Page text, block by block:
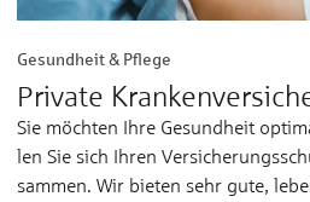
Gesundheit & Pflege
Private
Sie möchten Ihre Ge­sund­heit
len Sie sich Ih­­ren
sam­men. Wir bie­­ten sehr gu­te,